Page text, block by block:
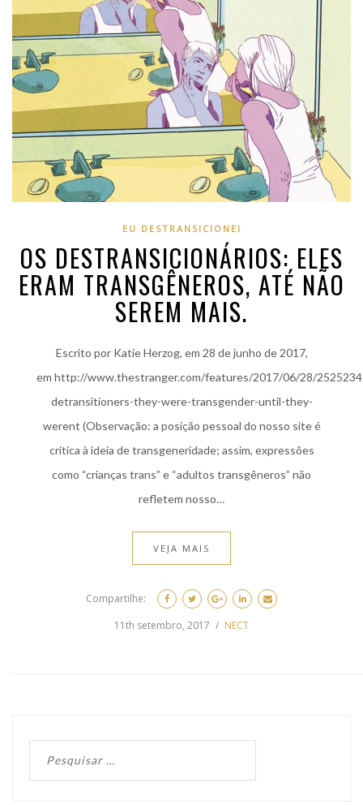
EU DESTRANSICIONEI
OS DESTRANSICIONÁRIOS: ELES
ERAM TRANSGÊNEROS, ATÉ NÃO
SEREM MAIS.
Escrito por Katie Herzog, em 28 de junho de 2017,
em http://www.thestranger.com/features/2017/06/28/
detransitioners-they-were-transgender-until-they-
werent (Observação: a posição pessoal do nosso site é
crítica à ideia de transgeneridade; assim, expressões
como “crianças trans” e “adultos transgêneros” não
refletem nosso…
VEJA MAIS
Compartilhe:
11th setembro, 2017
NECT